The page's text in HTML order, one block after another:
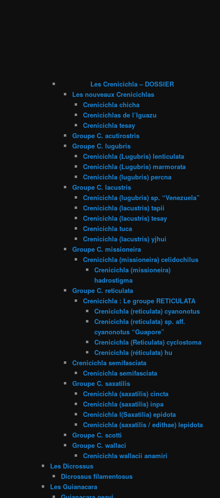
Les Crenicichla – DOSSIER
Les nouveaux Crenicichlas
Crenicichla chicha
Crenicichlas de l’Iguazu
Crenicichla tesay
Groupe C. acutirostris
Groupe C. lugubris
Crenicichla (Lugubris) lenticulata
Crenicichla (Lugubris) marmorata
Crenicichla (lugubris) percna
Groupe C. lacustris
Crenicichla (lugubris) sp. “Venezuela”
Crenicichla (lacustris) tapii
Crenicichla (lacustris) tesay
Crenicichla tuca
Crenicichla (lacustris) yjhui
Groupe C. missioneira
Crenicichla (missioneira) celidochilus
Crenicichla (missioneira)
hadrostigma
Groupe C. reticulata
Crenicichla : Le groupe RETICULATA
Crenicichla (reticulata) cyanonotus
Crenicichla (reticulata) sp. aff.
cyanonotus “Guapore”
Crenicichla (Reticulata) cyclostoma
Crenicichla (réticulata) hu
Crenicichla semifasciata
Crenicichla semifasciata
Groupe C. saxatilis
Crenicichla (saxatilis) cincta
Crenicichla (saxatilis) inpa
Crenicichla l(Saxatilia) epidota
Crenicichla (saxatilis / edithae) lepidota
Groupe C. scotti
Groupe C. wallaci
Crenicichla wallacii anamiri
Les Dicrossus
Dicrossus filamentosus
Les Guianacara